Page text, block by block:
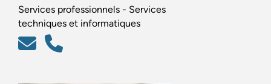
Services professionnels - Services
techniques et informatiques